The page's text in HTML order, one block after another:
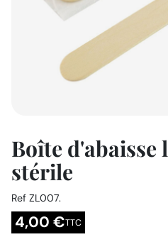
Boîte d'abaisse
stérile
Ref ZL007.
4,00 €TTC